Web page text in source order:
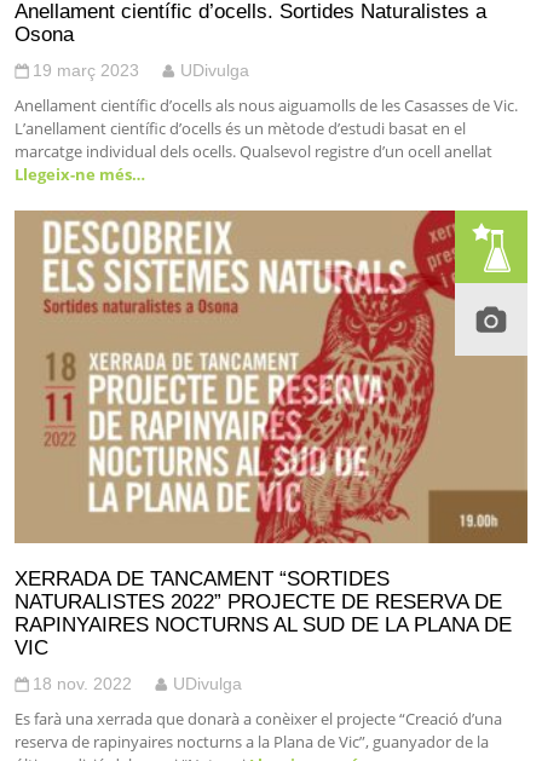
Anellament científic d’ocells. Sortides Naturalistes a
Osona
19 març 2023 UDivulga
Anellament científic d’ocells als nous aiguamolls de les Casasses de Vic.
L’anellament científic d’ocells és un mètode d’estudi basat en el
marcatge individual dels ocells. Qualsevol registre d’un ocell anellat
Llegeix-ne més…
XERRADA DE TANCAMENT “SORTIDES
NATURALISTES 2022” PROJECTE DE RESERVA DE
RAPINYAIRES NOCTURNS AL SUD DE LA PLANA DE
VIC
18 nov. 2022 UDivulga
Es farà una xerrada que donarà a conèixer el projecte “Creació d’una
reserva de rapinyaires nocturns a la Plana de Vic”, guanyador de la